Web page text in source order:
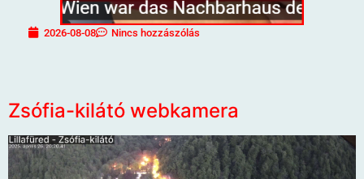
2026-08-08 Nincs hozzászólás
Zsófia-kilátó webkamera